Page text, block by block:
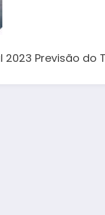
Previsão do